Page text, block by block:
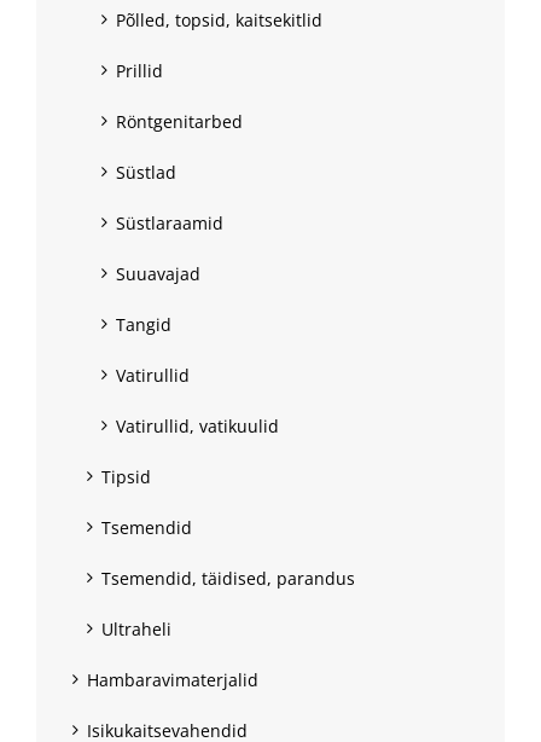
Põlled, topsid, kaitsekitlid
Prillid
Röntgenitarbed
Süstlad
Süstlaraamid
Suuavajad
Tangid
Vatirullid
Vatirullid, vatikuulid
Tipsid
Tsemendid
Tsemendid, täidised, parandus
Ultraheli
Hambaravimaterjalid
Isikukaitsevahendid